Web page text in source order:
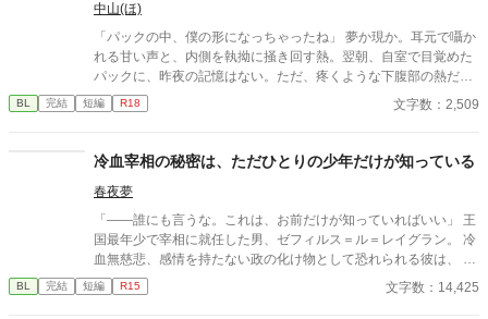
中山(ほ)
「パックの中、僕の形になっちゃったね」 夢か現か。耳元で囁か
れる甘い声と、内側を執拗に掻き回す熱。翌朝、自室で目覚めた
パックに、昨夜の記憶はない。ただ、疼くような下腹部の熱だけ
が残っていた。 相談しようと向かった相手こそが、自分を侵食し
ている張本人だとも知らずに、パックは父の部屋の扉を開く。 こ
BL 完結 短編 R18 文字数：2,509
冷血宰相の秘密は、ただひとりの少年だけが知っている
春夜夢
「――誰にも言うな。これは、お前だけが知っていればいい」 王
国最年少で宰相に就任した男、ゼフィルス＝ル＝レイグラン。 冷
血無慈悲、感情を持たない政の化け物として恐れられる彼は、 な
ぜか、貧民街の少年リクを城へと引き取る。 誰に対しても一切の
温情を見せないその男が、 唯一リクにだけは、優しく微笑む――
BL 完結 短編 R15 文字数：14,425